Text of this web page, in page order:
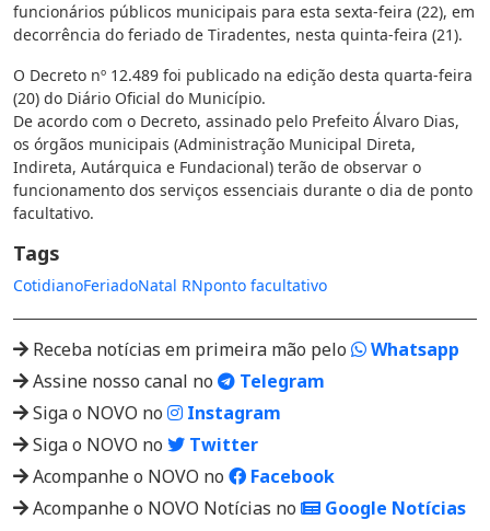
funcionários públicos municipais para esta sexta-feira (22), em
decorrência do feriado de Tiradentes, nesta quinta-feira (21).
O Decreto nº 12.489 foi publicado na edição desta quarta-feira
(20) do Diário Oficial do Município.
De acordo com o Decreto, assinado pelo Prefeito Álvaro Dias,
os órgãos municipais (Administração Municipal Direta,
Indireta, Autárquica e Fundacional) terão de observar o
funcionamento dos serviços essenciais durante o dia de ponto
facultativo.
Tags
CotidianoFeriadoNatal RNponto facultativo
Receba notícias em primeira mão pelo
Whatsapp
Assine nosso canal no
Telegram
Siga o NOVO no
Instagram
Siga o NOVO no
Twitter
Acompanhe o NOVO no
Facebook
Acompanhe o NOVO Notícias no
Google Notícias